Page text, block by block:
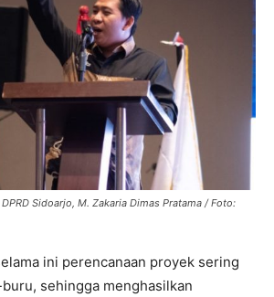
Sidoarjo, M. Zakaria Dimas Pratama / Foto:
ini perencanaan proyek sering
sehingga menghasilkan